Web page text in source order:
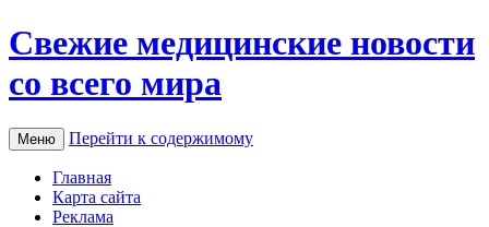
Свежие медицинские новости
со всего мира
Меню Перейти к содержимому
Главная
Карта сайта
Реклама